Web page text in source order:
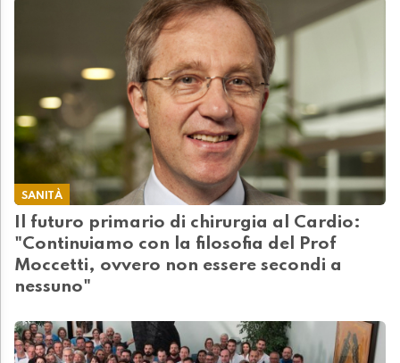
SANITÀ
Il futuro primario di chirurgia al Cardio:
"Continuiamo con la filosofia del Prof
Moccetti, ovvero non essere secondi a
nessuno"